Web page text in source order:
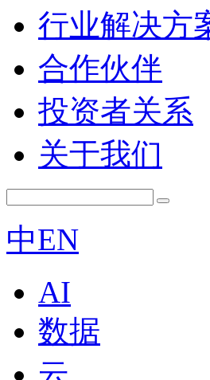
行业解决方
合作伙伴
投资者关系
关于我们
中EN
AI
数据